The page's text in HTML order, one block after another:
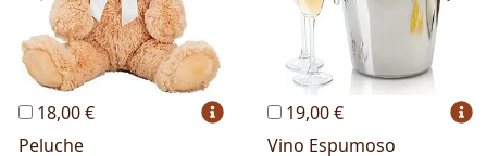
18,00 €
Peluche
19,00 €
Vino Espumoso